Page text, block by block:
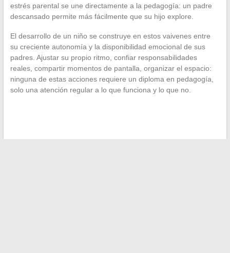
estrés parental se une directamente a la pedagogía: un padre
descansado permite más fácilmente que su hijo explore.
El desarrollo de un niño se construye en estos vaivenes entre
su creciente autonomía y la disponibilidad emocional de sus
padres. Ajustar su propio ritmo, confiar responsabilidades
reales, compartir momentos de pantalla, organizar el espacio:
ninguna de estas acciones requiere un diploma en pedagogía,
solo una atención regular a lo que funciona y lo que no.